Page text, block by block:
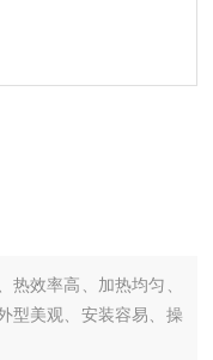
热效率高、加热均匀、
型美观、安装容易、操